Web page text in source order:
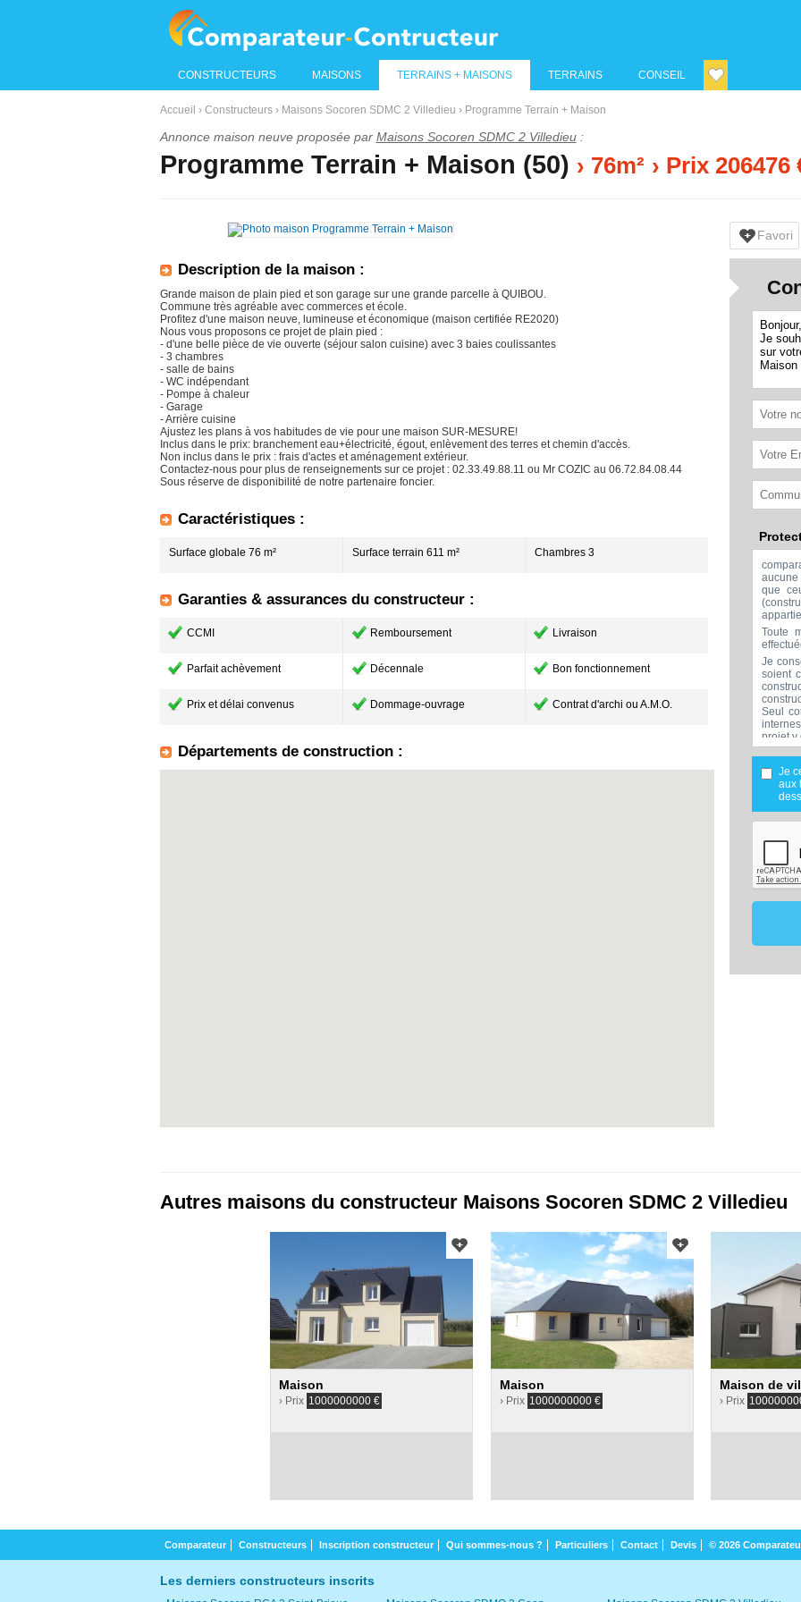
CONSTRUCTEURS MAISONS TERRAINS + MAISONS TERRAINS CONSEIL
Accueil › Constructeurs› Maisons Socoren SDMC 2 Villedieu › Programme Terrain + Maison
Annonce maison neuve proposée par Maisons Socoren SDMC 2 Villedieu:
Programme Terrain + Maison (50) › 76m² › Prix 206476
Description de la maison :
Grande maison de plain pied et son garage sur une grande parcelle à QUIBOU.
Commune très agréable avec commerces et école.
Profitez d'une maison neuve, lumineuse et économique (maison certifiée RE2020)
Nous vous proposons ce projet de plain pied :
- d'une belle pièce de vie ouverte (séjour salon cuisine) avec 3 baies coulissantes
- 3 chambres
- salle de bains
- WC indépendant
- Pompe à chaleur
- Garage
- Arrière cuisine
Ajustez les plans à vos habitudes de vie pour une maison SUR-MESURE!
Inclus dans le prix: branchement eau+électricité, égout, enlèvement des terres et chemin d'accès.
Non inclus dans le prix : frais d'actes et aménagement extérieur.
Contactez-nous pour plus de renseignements sur ce projet : 02.33.49.88.11 ou Mr COZIC au 06.72.84.08.44
Sous réserve de disponibilité de notre partenaire foncier.
Caractéristiques :
Surface globale 76 m² Surface terrain 611 m² Chambres 3
Garanties & assurances du constructeur :
CCMI Remboursement Livraison
Parfait achèvement Décennale Bon fonctionnement
Prix et délai convenus Dommage-ouvrage Contrat d'archi ou A.M.O.
Départements de construction :
Favori
que
Toute
Je
soient
Seul
projet y
Mes
mon
Les
de 18
vous
ce
Je
aux
Autres maisons du constructeur Maisons Socoren SDMC 2 Villedieu
Maison
› Prix 1000000000€
Maison
› Prix 1000000000€
Maison de
› Prix
Comparateur Constructeurs Inscription constructeur Qui sommes-nous ? Particuliers Contact Devis © 2026
Les derniers constructeurs inscrits